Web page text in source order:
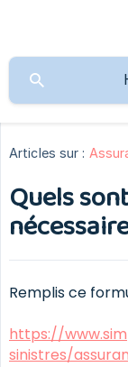
Articles sur :
Quels
Remplis ce
https://
sinistres/